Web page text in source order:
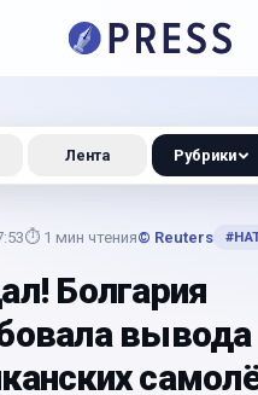
⏱ 1 мин чтения© Reuters #
Болгария
вывода
Лента Рубрики